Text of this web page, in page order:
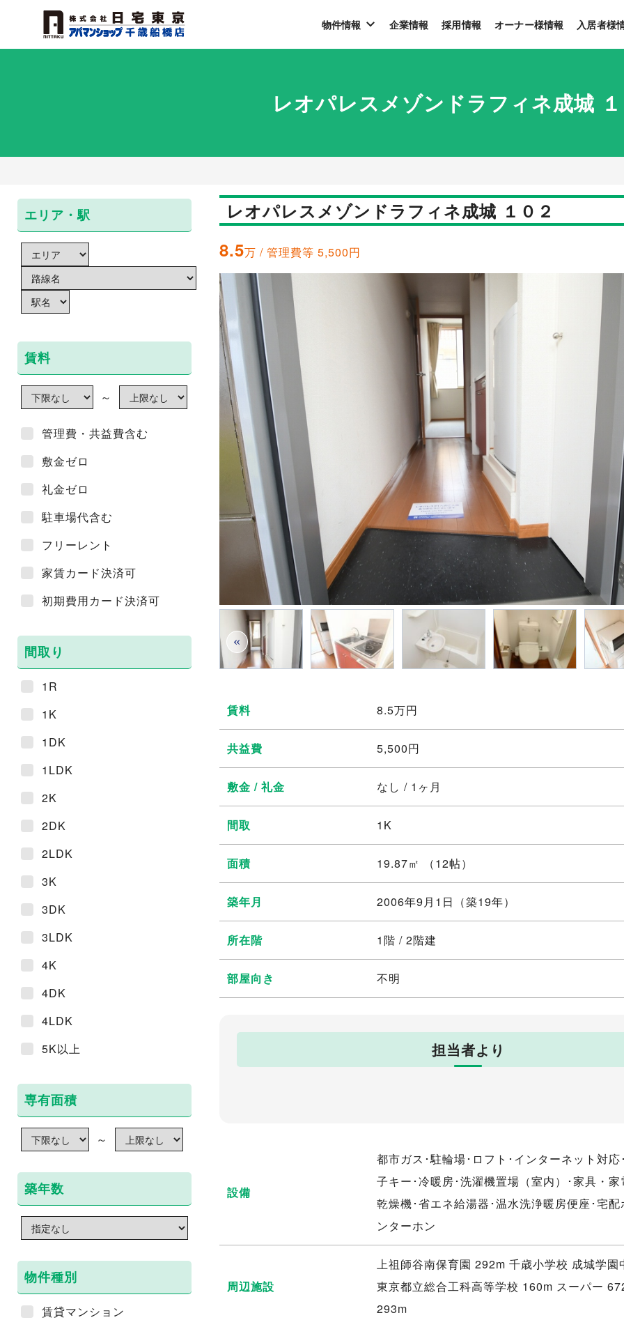
物件情報 企業情報 採用情報 オーナー様情報 入居者様
レオパレスメゾンドラフィネ成城
エリア・駅
賃料
～
管理費・共益費含む
敷金ゼロ
礼金ゼロ
駐車場代含む
フリーレント
家賃カード決済可
初期費用カード決済可
間取り
1R
1K
1DK
1LDK
2K
2DK
2LDK
3K
3DK
3LDK
4K
4DK
4LDK
5K以上
専有面積
～
築年数
物件種別
賃貸マンション
レオパレスメゾンドラフィネ成城 １０２
8.5万 / 管理費等 5,500円
«
賃料 8.5万円
共益費 5,500円
敷金 / 礼金 なし / 1ヶ月
間取 1K
面積 19.87㎡ （12帖）
築年月 2006年9月1日（築19年）
所在階 1階 / 2階建
部屋向き 不明
担当者より
設備
都市ガス･駐輪場･ロフト･インターネット対
子キー･冷暖房･洗濯機置場（室内）･家具・
乾燥機･省エネ給湯器･温水洗浄暖房便座･宅
ンターホン
周辺施設
上祖師谷南保育園 292m 千歳小学校 成城学
東京都立総合工科高等学校 160m スーパー
293m